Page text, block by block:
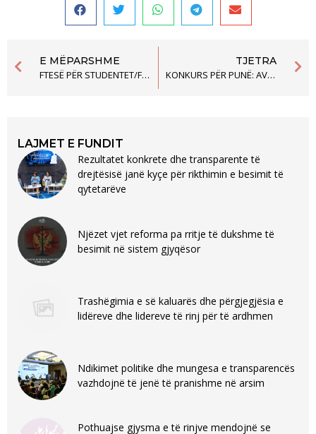
E MËPARSHME
FTESË PËR STUDENTET/FAKULTETET JURIDIKE NË SIMULACIONIN E GJYQIT “MILIQI DHE NIKEZIĆ KUNDËR Malit të Zi”
TJETRA
KONKURS PËR PUNË: AVOKATI TË OFROJ NDIHMË JURIDIKE FALAS
LAJMET E FUNDIT
Rezultatet konkrete dhe transparente të
drejtësisë janë kyçe për rikthimin e besimit të
qytetarëve
Njëzet vjet reforma pa rritje të dukshme të
besimit në sistem gjyqësor
Trashëgimia e së kaluarës dhe përgjegjësia e
lidëreve dhe lidereve të rinj për të ardhmen
Ndikimet politike dhe mungesa e transparencës
vazhdojnë të jenë të pranishme në arsim
Pothuajse gjysma e të rinjve mendojnë se